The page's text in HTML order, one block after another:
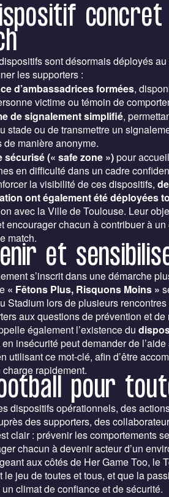
sont désormais déployés
les supporters :
d’ambassadrices formées,
victime ou témoin de
de signalement simplifié,
stade ou de transmettre un
de manière anonyme.
sécurisé (« safe zone »)pour
en difficulté dans un cadre
la visibilité de ces dispositifs,
ont également été déployées
avec la Ville de Toulouse. Leur
encourager chacun à contribuer à
match.
et
s’inscrit dans une démarche
« Fêtons Plus, Risquons Moins »
Stadium lors de plusieurs
aux questions de prévention et
également l’existence du
insécurité peut demander de
utilisant ce mot-clé, afin d’être
rapidement.
pour
dispositifs opérationnels, des
des supporters, des
clair : prévenir les comportements
chacun à devenir acteur d’un
aux côtés de Her Game Too, le
le jeu de toutes et tous, et que la
climat de confiance et de sécurité.